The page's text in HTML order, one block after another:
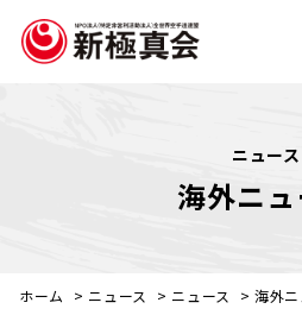
ニュース
海外ニ
ホーム > ニュース > ニュース >海外ニ